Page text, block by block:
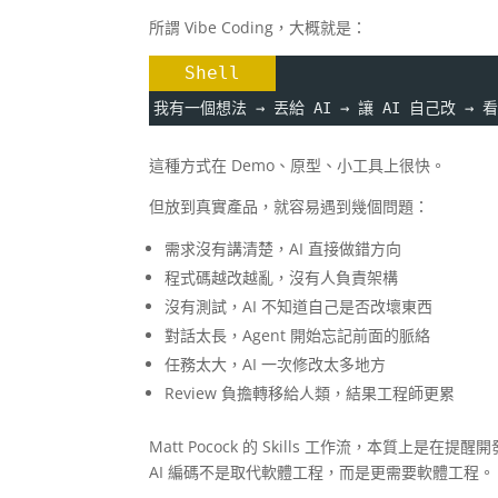
所謂 Vibe Coding，大概就是：
Shell
我有一個想法 → 丟給 AI → 讓 AI 自己改 → 看
這種方式在 Demo、原型、小工具上很快。
但放到真實產品，就容易遇到幾個問題：
需求沒有講清楚，AI 直接做錯方向
程式碼越改越亂，沒有人負責架構
沒有測試，AI 不知道自己是否改壞東西
對話太長，Agent 開始忘記前面的脈絡
任務太大，AI 一次修改太多地方
Review 負擔轉移給人類，結果工程師更累
Matt Pocock 的 Skills 工作流，本質上是在提醒開
AI 編碼不是取代軟體工程，而是更需要軟體工程。